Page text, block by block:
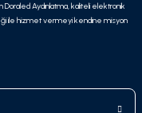
Doraled Aydınlatma, kaliteli elektronik
ile hizmet vermeyi kendine misyon